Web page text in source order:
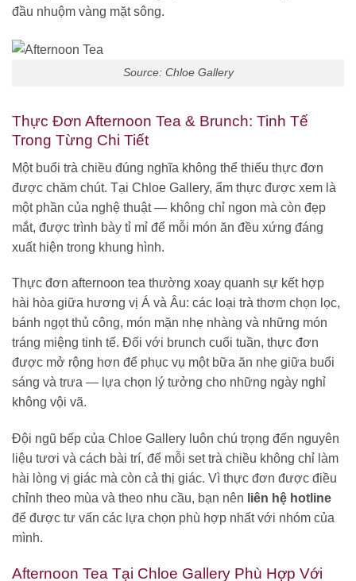
đầu nhuộm vàng mặt sông.
Source: Chloe Gallery
Thực Đơn Afternoon Tea & Brunch: Tinh Tế
Trong Từng Chi Tiết
Một buổi trà chiều đúng nghĩa không thể thiếu thực đơn
được chăm chút. Tại Chloe Gallery, ẩm thực được xem là
một phần của nghệ thuật — không chỉ ngon mà còn đẹp
mắt, được trình bày tỉ mỉ để mỗi món ăn đều xứng đáng
xuất hiện trong khung hình.
Thực đơn afternoon tea thường xoay quanh sự kết hợp
hài hòa giữa hương vị Á và Âu: các loại trà thơm chọn lọc,
bánh ngọt thủ công, món mặn nhẹ nhàng và những món
tráng miệng tinh tế. Đối với brunch cuối tuần, thực đơn
được mở rộng hơn để phục vụ một bữa ăn nhẹ giữa buổi
sáng và trưa — lựa chọn lý tưởng cho những ngày nghỉ
không vội vã.
Đội ngũ bếp của Chloe Gallery luôn chú trọng đến nguyên
liệu tươi và cách bài trí, để mỗi set trà chiều không chỉ làm
hài lòng vị giác mà còn cả thị giác. Vì thực đơn được điều
chỉnh theo mùa và theo nhu cầu, bạn nên liên hệ hotline
để được tư vấn các lựa chọn phù hợp nhất với nhóm của
mình.
Afternoon Tea Tại Chloe Gallery Phù Hợp Với